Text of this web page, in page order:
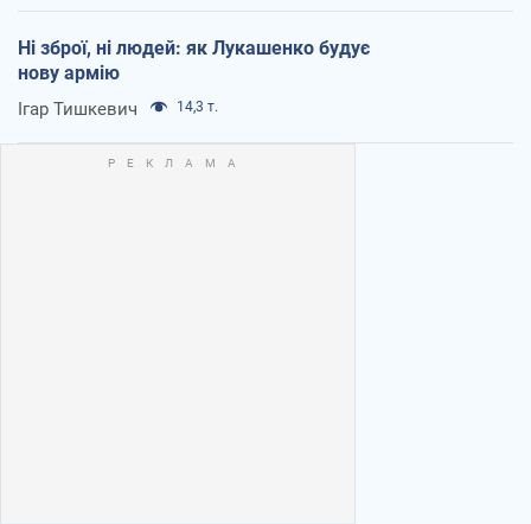
Ні зброї, ні людей: як Лукашенко будує
нову армію
Ігар Тишкевич 14,3 т.